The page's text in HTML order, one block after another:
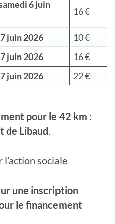
i 6 juin
16 €
juin 2026
10 €
juin 2026
16 €
juin 2026 22 €
pour le 42 km :
de Libaud.
sociale
une inscription
le financement